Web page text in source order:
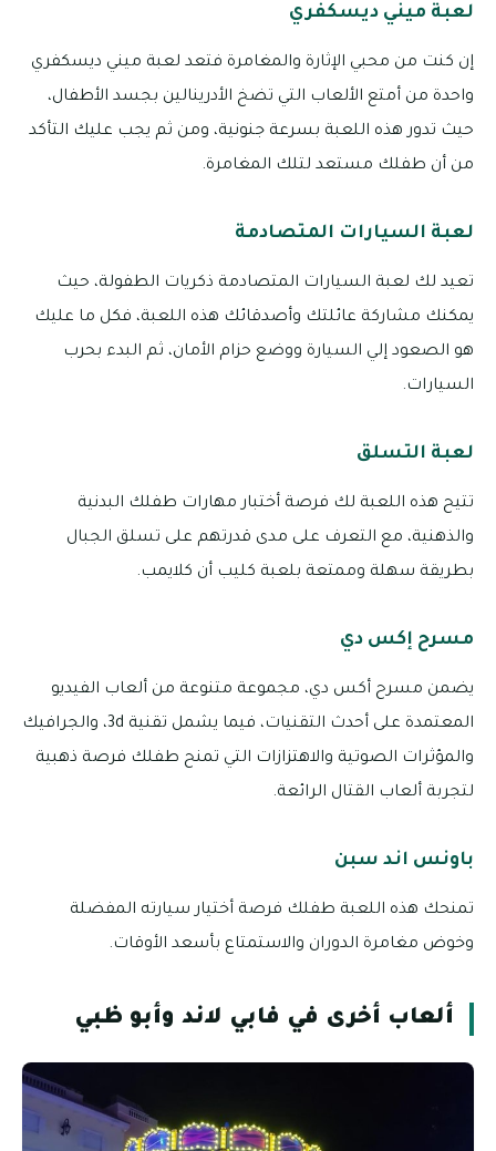
لعبة ميني ديسكفري
إن كنت من محبي الإثارة والمغامرة فتعد لعبة ميني ديسكفري
واحدة من أمتع الألعاب التي تضخ الأدرينالين بجسد الأطفال،
حيث تدور هذه اللعبة بسرعة جنونية، ومن ثم يجب عليك التأكد
من أن طفلك مستعد لتلك المغامرة.
لعبة السيارات المتصادمة
تعيد لك لعبة السيارات المتصادمة ذكريات الطفولة، حيث
يمكنك مشاركة عائلتك وأصدقائك هذه اللعبة، فكل ما عليك
هو الصعود إلي السيارة ووضع حزام الأمان، ثم البدء بحرب
السيارات.
لعبة التسلق
تتيح هذه اللعبة لك فرصة أختبار مهارات طفلك البدنية
والذهنية، مع التعرف على مدى قدرتهم على تسلق الجبال
بطريقة سهلة وممتعة بلعبة كليب أن كلايمب.
مسرح إكس دي
يضمن مسرح أكس دي، مجموعة متنوعة من ألعاب الفيديو
المعتمدة على أحدث التقنيات، فيما يشمل تقنية 3d، والجرافيك
والمؤثرات الصوتية والاهتزازات التي تمنح طفلك فرصة ذهبية
لتجربة ألعاب القتال الرائعة.
باونس اند سبن
تمنحك هذه اللعبة طفلك فرصة أختيار سيارته المفضلة
وخوض مغامرة الدوران والاستمتاع بأسعد الأوقات.
ألعاب أخرى في فابي لاند وأبو ظبي